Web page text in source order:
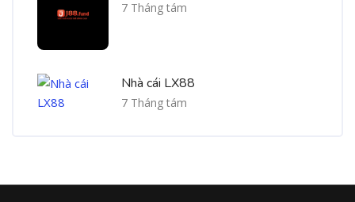
7 Tháng tám
Nhà cái LX88
7 Tháng tám